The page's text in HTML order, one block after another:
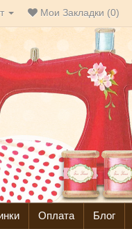
Мои Закладки (0)
Оплата Блог